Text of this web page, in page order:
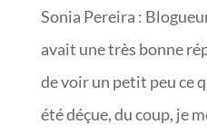
Sonia Pereira :
avait une très bonne
de voir un petit peu ce
été déçue, du coup, je